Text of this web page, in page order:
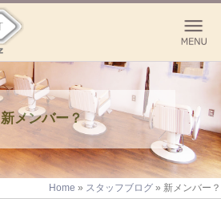
新メンバー？
Home » スタッフブログ » 新メンバー？